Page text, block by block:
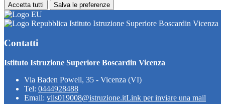
Accetta tutti Salva le preferenze
Istituto Istruzione Superiore Boscardin Vicenza
Contatti
Istituto Istruzione Superiore Boscardin Vicenza
Via Baden Powell, 35 - Vicenza (VI)
Tel: 0444928488
Email: viis019008@istruzione.itLink per inviare una mail